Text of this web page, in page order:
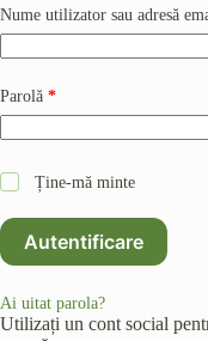
Nume utilizator sau adresă
Parolă *Obligatoriu
Ține-mă minte
Autentificare
Ai uitat parola?
Utilizați un cont social